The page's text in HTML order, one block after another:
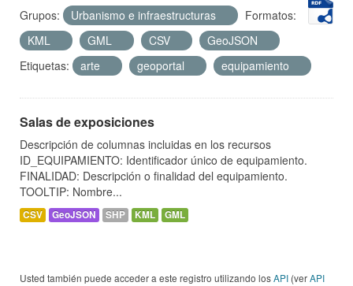
Grupos: Urbanismo e infraestructuras
Formatos:
KML
GML CSV
GeoJSON
Etiquetas:
arte geoportal equipamiento
Salas de exposiciones
Descripción de columnas incluidas en los recursos
ID_EQUIPAMIENTO: Identificador único de equipamiento.
FINALIDAD: Descripción o finalidad del equipamiento.
TOOLTIP: Nombre...
CSV GeoJSON SHP KML GML
Usted también puede acceder a este registro utilizando losAPI (verAPI